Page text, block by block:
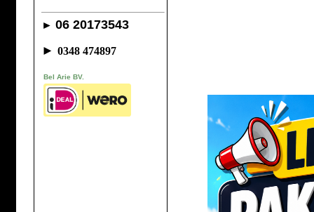
► 06 20173543
► 0348 474897
Bel Arie BV.